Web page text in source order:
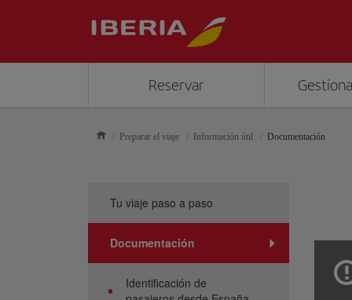
Reservar
Preparar el viaje Información útil Documentación
Tu viaje paso a paso
Documentación
Identificación de